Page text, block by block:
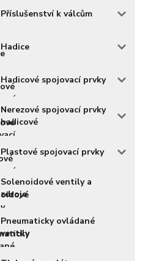
Příslušenství k válcům
Hadice
Hadicové spojovací prvky
Nerezové spojovací prvky
hadicové
Plastové spojovací prvky
Solenoidové ventily a
zdroje
Pneumaticky ovládané
ventily